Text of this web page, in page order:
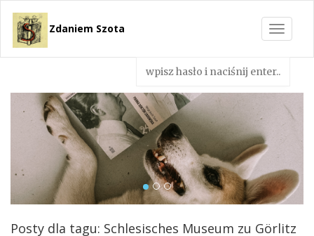
Toggle
Zdaniem Szota
Posty dla tagu: Schlesisches Museum zu Görlitz